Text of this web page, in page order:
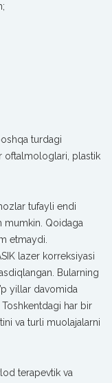
turdagi
oftalmologlari, plastik
tufayli endi
mumkin. Qoidaga
etmaydi.
lazer korreksiyasi
Bularning
yillar davomida
har bir
va turli muolajalarni
terapevtik va